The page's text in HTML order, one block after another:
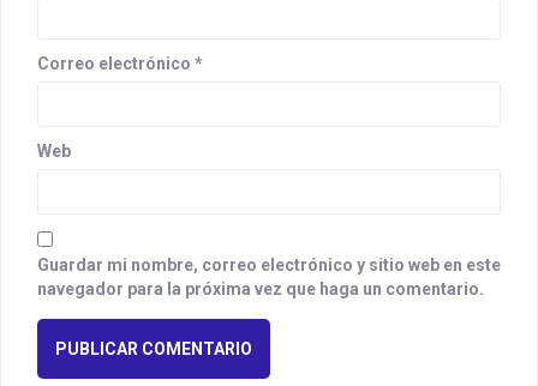
Correo electrónico *
Web
Guardar mi nombre, correo electrónico y sitio web en este
navegador para la próxima vez que haga un comentario.